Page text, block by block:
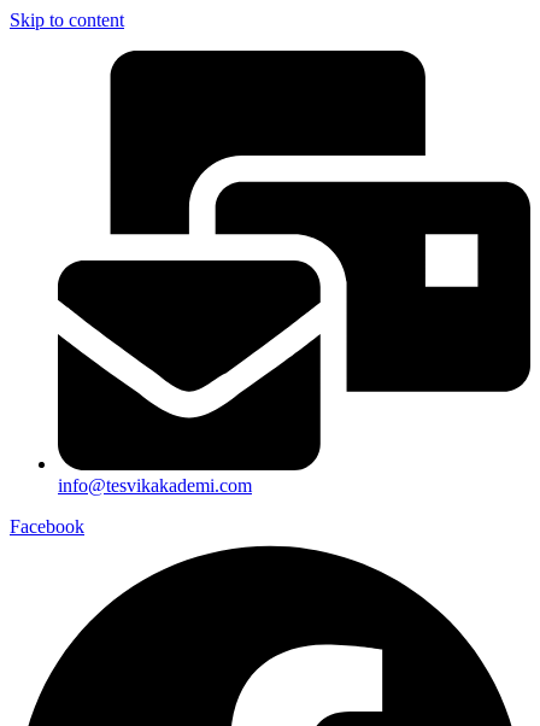
Skip to content
info@tesvikakademi.com
Facebook